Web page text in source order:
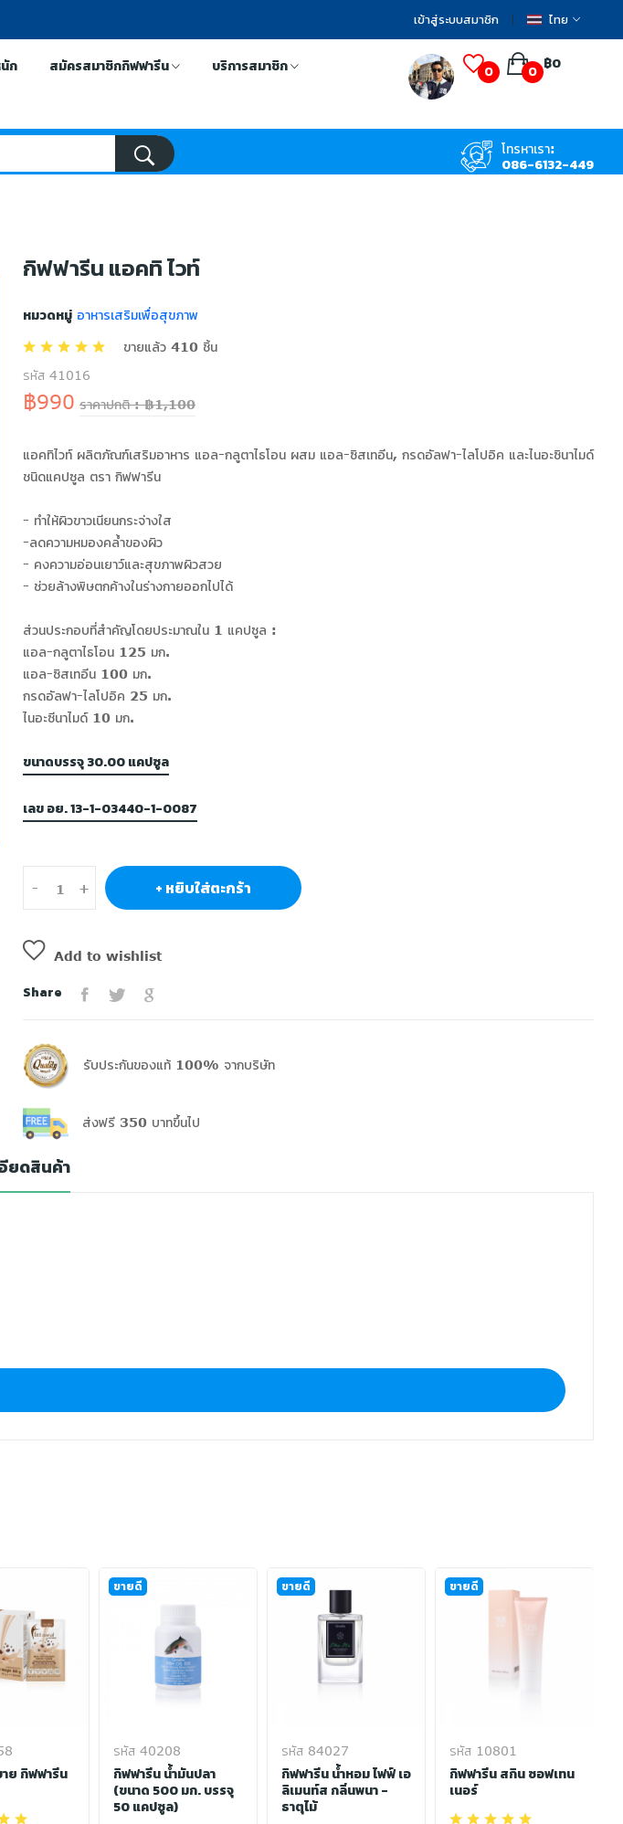
เข้าสู่ระบบสมาชิก ไทย
ก สมัครสมาชิกกิฟฟารีน บริการสมาชิก 0 ฿0
0
โทรหาเรา:
086-6132-449
กิฟฟารีน แอคทิ ไวท์
หมวดหมู่ อาหารเสริมเพื่อสุขภาพ
ขายแล้ว 410 ชิ้น
รหัส 41016
฿990 ราคาปกติ : ฿1,100
แอคทิไวท์ ผลิตภัณฑ์เสริมอาหาร แอล-กลูตาไธโอน ผสม แอล-ซิสเทอีน, กรดอัลฟา-ไลโปอิค และไนอะซินาไมด์
ชนิดแคปซูล ตรา กิฟฟารีน
- ทำให้ผิวขาวเนียนกระจ่างใส
-ลดความหมองคล้ำของผิว
- คงความอ่อนเยาว์และสุขภาพผิวสวย
- ช่วยล้างพิษตกค้างในร่างกายออกไปได้
ส่วนประกอบที่สำคัญโดยประมาณใน 1 แคปซูล :
แอล-กลูตาไธโอน 125 มก.
แอล-ซิสเทอีน 100 มก.
กรดอัลฟา-ไลโปอิค 25 มก.
ไนอะซีนาไมด์ 10 มก.
ขนาดบรรจุ 30.00 แคปซูล
เลข อย. 13-1-03440-1-0087
- + + หยิบใส่ตะกร้า
Add to wishlist
Share
รับประกันของแท้ 100% จากบริษัท
ส่งฟรี 350 บาทขึ้นไป
ยดสินค้า
ย กิฟฟารีน
ขายดี
รหัส 40208
กิฟฟารีน น้ำมันปลา
(ขนาด 500 มก. บรรจุ
50 แคปซูล)
ขายดี
รหัส 84027
กิฟฟารีน น้ำหอม ไฟฟ์ เอ
ลิเมนท์ส กลิ่นพนา -
ธาตุไม้
ขายดี
รหัส 10801
กิฟฟารีน สกิน ซอฟเทน
เนอร์